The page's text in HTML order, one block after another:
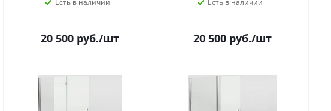
Есть в наличии
20 500 руб./шт
Есть в наличии
20 500 руб./шт